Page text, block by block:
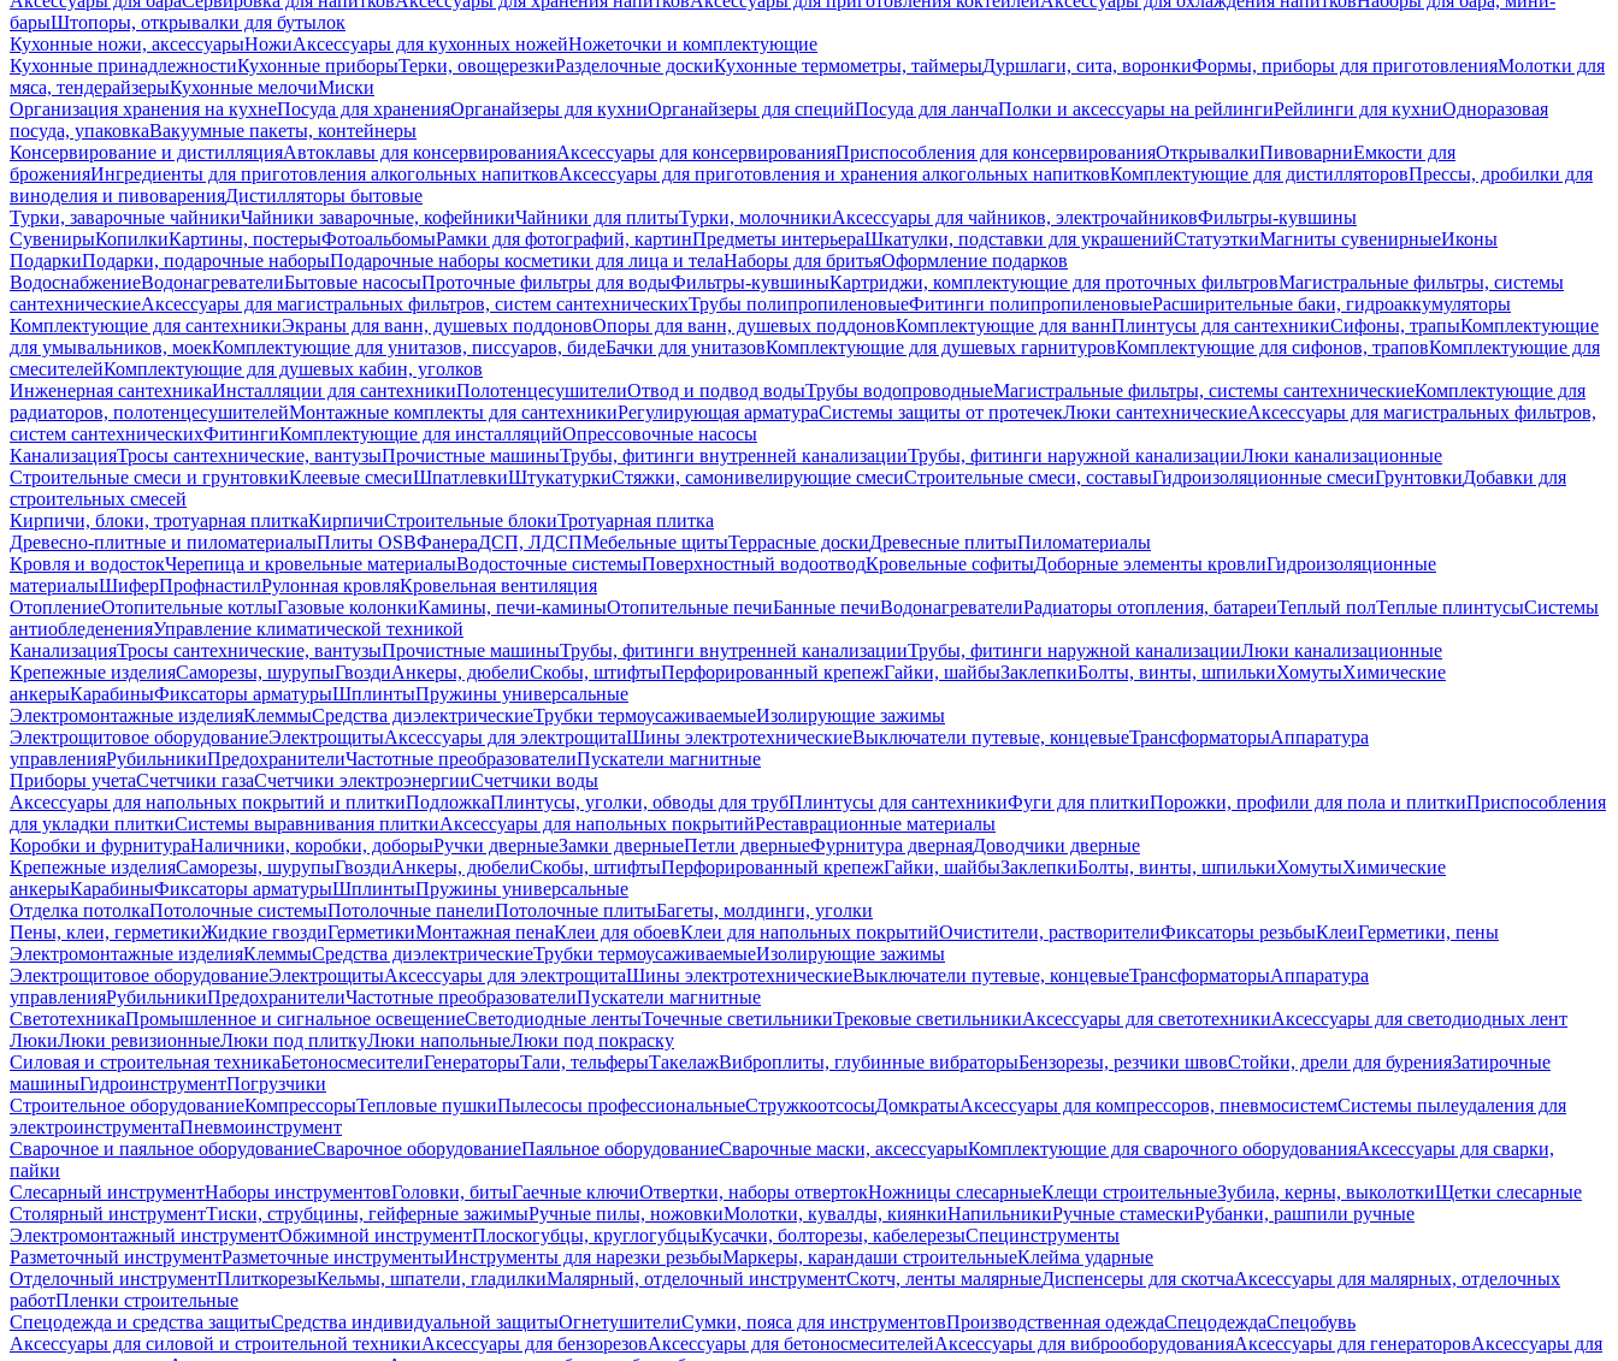
барыШтопоры, открывалки для бутылок
Кухонные ножи, аксессуарыНожиАксессуары для кухонных ножейНожеточки и комплектующие
Кухонные принадлежностиКухонные приборыТерки, овощерезкиРазделочные доскиКухонные термометры, таймерыДуршлаги, сита, воронкиФормы, приборы для приготовленияМолотки для
мяса, тендерайзерыКухонные мелочиМиски
Организация хранения на кухнеПосуда для храненияОрганайзеры для кухниОрганайзеры для специйПосуда для ланчаПолки и аксессуары на рейлингиРейлинги для кухниОдноразовая
посуда, упаковкаВакуумные пакеты, контейнеры
Консервирование и дистилляцияАвтоклавы для консервированияАксессуары для консервированияПриспособления для консервированияОткрывалкиПивоварниЕмкости для
броженияИнгредиенты для приготовления алкогольных напитковАксессуары для приготовления и хранения алкогольных напитковКомплектующие для дистилляторовПрессы, дробилки для
виноделия и пивоваренияДистилляторы бытовые
Турки, заварочные чайникиЧайники заварочные, кофейникиЧайники для плитыТурки, молочникиАксессуары для чайников, электрочайниковФильтры-кувшины
СувенирыКопилкиКартины, постерыФотоальбомыРамки для фотографий, картинПредметы интерьераШкатулки, подставки для украшенийСтатуэткиМагниты сувенирныеИконы
ПодаркиПодарки, подарочные наборыПодарочные наборы косметики для лица и телаНаборы для бритьяОформление подарков
ВодоснабжениеВодонагревателиБытовые насосыПроточные фильтры для водыФильтры-кувшиныКартриджи, комплектующие для проточных фильтровМагистральные фильтры, системы
сантехническиеАксессуары для магистральных фильтров, систем сантехническихТрубы полипропиленовыеФитинги полипропиленовыеРасширительные баки, гидроаккумуляторы
Комплектующие для сантехникиЭкраны для ванн, душевых поддоновОпоры для ванн, душевых поддоновКомплектующие для ваннПлинтусы для сантехникиСифоны, трапыКомплектующие
для умывальников, моекКомплектующие для унитазов, писсуаров, бидеБачки для унитазовКомплектующие для душевых гарнитуровКомплектующие для сифонов, траповКомплектующие для
смесителейКомплектующие для душевых кабин, уголков
Инженерная сантехникаИнсталляции для сантехникиПолотенцесушителиОтвод и подвод водыТрубы водопроводныеМагистральные фильтры, системы сантехническиеКомплектующие для
радиаторов, полотенцесушителейМонтажные комплекты для сантехникиРегулирующая арматураСистемы защиты от протечекЛюки сантехническиеАксессуары для магистральных фильтров,
систем сантехническихФитингиКомплектующие для инсталляцийОпрессовочные насосы
КанализацияТросы сантехнические, вантузыПрочистные машиныТрубы, фитинги внутренней канализацииТрубы, фитинги наружной канализацииЛюки канализационные
Строительные смеси и грунтовкиКлеевые смесиШпатлевкиШтукатуркиСтяжки, самонивелирующие смесиСтроительные смеси, составыГидроизоляционные смесиГрунтовкиДобавки для
строительных смесей
Кирпичи, блоки, тротуарная плиткаКирпичиСтроительные блокиТротуарная плитка
Древесно-плитные и пиломатериалыПлиты OSBФанераДСП, ЛДСПМебельные щитыТеррасные доскиДревесные плитыПиломатериалы
Кровля и водостокЧерепица и кровельные материалыВодосточные системыПоверхностный водоотводКровельные софитыДоборные элементы кровлиГидроизоляционные
материалыШиферПрофнастилРулонная кровляКровельная вентиляция
ОтоплениеОтопительные котлыГазовые колонкиКамины, печи-каминыОтопительные печиБанные печиВодонагревателиРадиаторы отопления, батареиТеплый полТеплые плинтусыСистемы
антиобледененияУправление климатической техникой
КанализацияТросы сантехнические, вантузыПрочистные машиныТрубы, фитинги внутренней канализацииТрубы, фитинги наружной канализацииЛюки канализационные
Крепежные изделияСаморезы, шурупыГвоздиАнкеры, дюбелиСкобы, штифтыПерфорированный крепежГайки, шайбыЗаклепкиБолты, винты, шпилькиХомутыХимические
анкерыКарабиныФиксаторы арматурыШплинтыПружины универсальные
Электромонтажные изделияКлеммыСредства диэлектрическиеТрубки термоусаживаемыеИзолирующие зажимы
Электрощитовое оборудованиеЭлектрощитыАксессуары для электрощитаШины электротехническиеВыключатели путевые, концевыеТрансформаторыАппаратура
управленияРубильникиПредохранителиЧастотные преобразователиПускатели магнитные
Приборы учетаСчетчики газаСчетчики электроэнергииСчетчики воды
Аксессуары для напольных покрытий и плиткиПодложкаПлинтусы, уголки, обводы для трубПлинтусы для сантехникиФуги для плиткиПорожки, профили для пола и плиткиПриспособления
для укладки плиткиСистемы выравнивания плиткиАксессуары для напольных покрытийРеставрационные материалы
Коробки и фурнитураНаличники, коробки, доборыРучки дверныеЗамки дверныеПетли дверныеФурнитура двернаяДоводчики дверные
Крепежные изделияСаморезы, шурупыГвоздиАнкеры, дюбелиСкобы, штифтыПерфорированный крепежГайки, шайбыЗаклепкиБолты, винты, шпилькиХомутыХимические
анкерыКарабиныФиксаторы арматурыШплинтыПружины универсальные
Отделка потолкаПотолочные системыПотолочные панелиПотолочные плитыБагеты, молдинги, уголки
Пены, клеи, герметикиЖидкие гвоздиГерметикиМонтажная пенаКлеи для обоевКлеи для напольных покрытийОчистители, растворителиФиксаторы резьбыКлеиГерметики, пены
Электромонтажные изделияКлеммыСредства диэлектрическиеТрубки термоусаживаемыеИзолирующие зажимы
Электрощитовое оборудованиеЭлектрощитыАксессуары для электрощитаШины электротехническиеВыключатели путевые, концевыеТрансформаторыАппаратура
управленияРубильникиПредохранителиЧастотные преобразователиПускатели магнитные
СветотехникаПромышленное и сигнальное освещениеСветодиодные лентыТочечные светильникиТрековые светильникиАксессуары для светотехникиАксессуары для светодиодных лент
ЛюкиЛюки ревизионныеЛюки под плиткуЛюки напольныеЛюки под покраску
Силовая и строительная техникаБетоносмесителиГенераторыТали, тельферыТакелажВиброплиты, глубинные вибраторыБензорезы, резчики швовСтойки, дрели для буренияЗатирочные
машиныГидроинструментПогрузчики
Строительное оборудованиеКомпрессорыТепловые пушкиПылесосы профессиональныеСтружкоотсосыДомкратыАксессуары для компрессоров, пневмосистемСистемы пылеудаления для
электроинструментаПневмоинструмент
Сварочное и паяльное оборудованиеСварочное оборудованиеПаяльное оборудованиеСварочные маски, аксессуарыКомплектующие для сварочного оборудованияАксессуары для сварки,
пайки
Слесарный инструментНаборы инструментовГоловки, битыГаечные ключиОтвертки, наборы отвертокНожницы слесарныеКлещи строительныеЗубила, керны, выколоткиЩетки слесарные
Столярный инструментТиски, струбцины, гейферные зажимыРучные пилы, ножовкиМолотки, кувалды, киянкиНапильникиРучные стамескиРубанки, рашпили ручные
Электромонтажный инструментОбжимной инструментПлоскогубцы, круглогубцыКусачки, болторезы, кабелерезыСпецинструменты
Разметочный инструментРазметочные инструментыИнструменты для нарезки резьбыМаркеры, карандаши строительныеКлейма ударные
Отделочный инструментПлиткорезыКельмы, шпатели, гладилкиМалярный, отделочный инструментСкотч, ленты малярныеДиспенсеры для скотчаАксессуары для малярных, отделочных
работПленки строительные
Спецодежда и средства защитыСредства индивидуальной защитыОгнетушителиСумки, пояса для инструментовПроизводственная одеждаСпецодеждаСпецобувь
Аксессуары для силовой и строительной техникиАксессуары для бензорезовАксессуары для бетоносмесителейАксессуары для виброоборудованияАксессуары для генераторовАксессуары для